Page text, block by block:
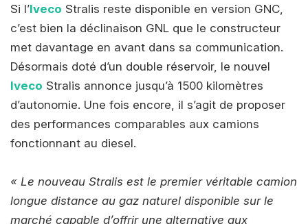
Si l’Iveco Stralis reste disponible en version GNC,
c’est bien la déclinaison GNL que le constructeur
met davantage en avant dans sa communication.
Désormais doté d’un double réservoir, le nouvel
Iveco Stralis annonce jusqu’à 1500 kilomètres
d’autonomie. Une fois encore, il s’agit de proposer
des performances comparables aux camions
fonctionnant au diesel.
« Le nouveau Stralis est le premier véritable camion
longue distance au gaz naturel disponible sur le
marché capable d’offrir une alternative aux